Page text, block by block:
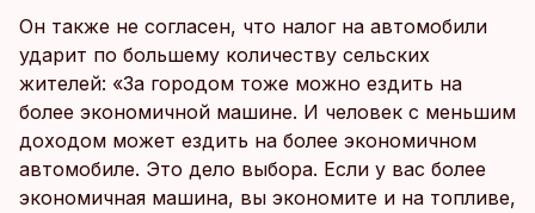
Он также не согласен, что налог на автомобили
ударит по большему количеству сельских
жителей: «За городом тоже можно ездить на
более экономичной машине. И человек с меньшим
доходом может ездить на более экономичном
автомобиле. Это дело выбора. Если у вас более
экономичная машина, вы экономите и на топливе,